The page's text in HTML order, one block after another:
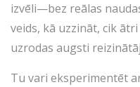
izvēli—bez reālas
veids, kā uzzināt, cik
uzrodas augsti
Tu vari eksperimentēt